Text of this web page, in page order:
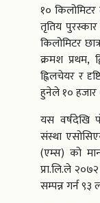
१० किलोमिटर
तृतिय
किलोमिटर
क्रमश प्रथम,
ह्विलचेयर र
हुनेले १० हजार
यस वर्षदेखि
संस्था
(एम्स) को
प्रा.लि.ले
सम्पन्न गर्न